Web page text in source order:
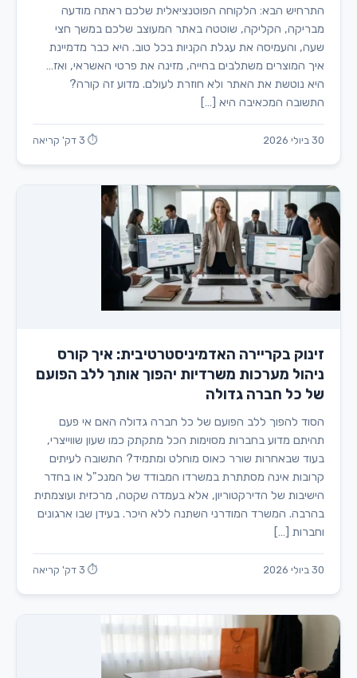
התרחיש הבא: הלקוחה הפוטנציאלית שלכם ראתה מודעה
מבריקה, הקליקה, שוטטה באתר המעוצב שלכם במשך חצי
שעה, והעמיסה את עגלת הקניות בכל טוב. היא כבר מדמיינת
איך המוצרים משתלבים בחייה, מזינה את פרטי האשראי, ואז…
היא נוטשת את האתר ולא חוזרת לעולם. מדוע זה קורה?
התשובה המכאיבה היא […]
30 ביולי 2026 ⏱ 3 דק' קריאה
זינוק בקריירה האדמיניסטרטיבית: איך קורס
ניהול מערכות משרדיות יהפוך אותך ללב הפועם
של כל חברה גדולה
הסוד להפוך ללב הפועם של כל חברה גדולה האם אי פעם
תהיתם מדוע בחברות מסוימות הכל מתקתק כמו שעון שווייצרי,
בעוד שבאחרות שורר כאוס מוחלט ומתמיד? התשובה לעיתים
קרובות אינה מסתתרת במשרדו המבודד של המנכ"ל או בחדר
הישיבות של הדירקטוריון, אלא בעמדה שקטה, מרכזית ועוצמתית
בהרבה. המשרד המודרני השתנה ללא היכר. בעידן שבו ארגונים
וחברות […]
30 ביולי 2026 ⏱ 3 דק' קריאה